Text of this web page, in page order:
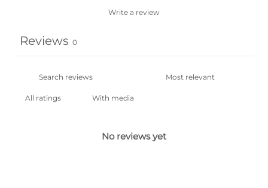
Write a review
Reviews 0
With media
No reviews yet